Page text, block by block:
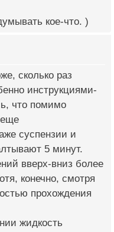
кое-что. )
сколько раз
инструкциями-
что помимо
суспензии и
5 минут.
вверх-вниз более
конечно, смотря
прохождения
жидкость